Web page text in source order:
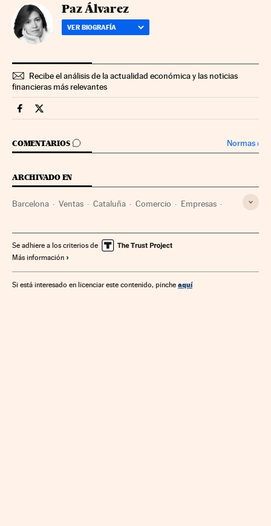
Paz Álvarez
VER BIOGRAFÍA
Recibe el análisis de la actualidad económica y las noticias
financieras más relevantes
Fortunas Cinco Días en Facebook
Fortunas Cinco Días en Twitter
COMENTARIOS
IR A LOS COMENTARIOS Normas›
ARCHIVADO EN
Barcelona Ventas Cataluña Comercio Empresas
Se adhiere a los criterios de
Más información
Si está interesado en licenciar este contenido, pinche aquí